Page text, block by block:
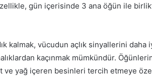
gün içerisinde 3 ana öğün ile
kalmak, vücudun açlık sinyallerini daha
kaçınmak mümkündür.
ve yağ içeren besinleri tercih etmeye